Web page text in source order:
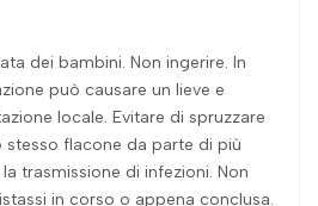
dei bambini. Non ingerire. In
può causare un lieve e
locale. Evitare di spruzzare
stesso flacone da parte di più
trasmissione di infezioni. Non
in corso o appena conclusa.